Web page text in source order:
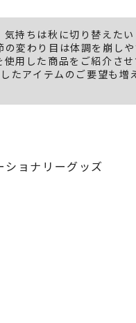
気持ちは秋に切り替えた
変わり目は体調を崩し
用した商品をご紹介さ
たアイテムのご要望も増